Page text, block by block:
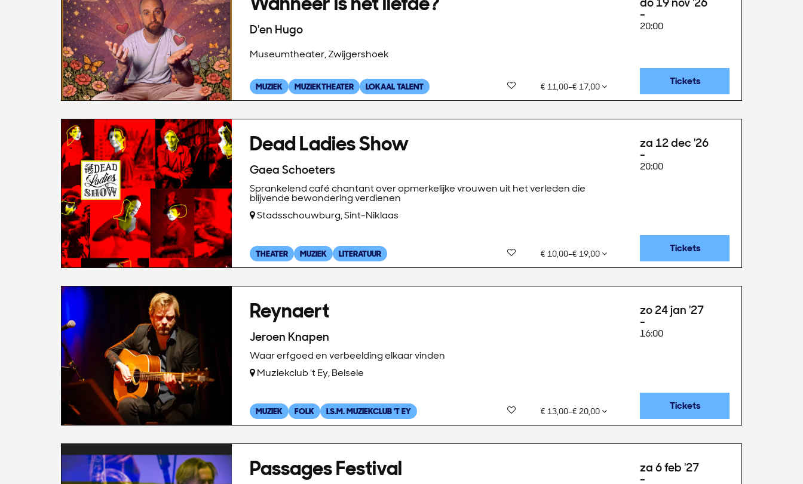
D'en Hugo
Museumtheater, Zwijgershoek
MUZIEK MUZIEKTHEATER LOKAAL TALENT € 11,00–€ 17,00
20:00
Tickets
Dead Ladies Show
Gaea Schoeters
Sprankelend café chantant over opmerkelijke vrouwen uit het verleden die
blijvende bewondering verdienen
Stadsschouwburg, Sint-Niklaas
THEATER MUZIEK LITERATUUR € 10,00–€ 19,00
za 12 dec '26
20:00
Tickets
Reynaert
Jeroen Knapen
Waar erfgoed en verbeelding elkaar vinden
Muziekclub 't Ey, Belsele
MUZIEK FOLK I.S.M. MUZIEKCLUB 'T EY € 13,00–€ 20,00
zo 24 jan '27
16:00
Tickets
Passages Festival za 6 feb '27